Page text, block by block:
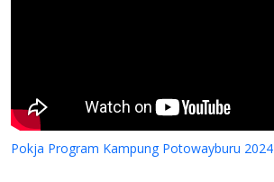
Pokja Program Kampung Potowayburu 2024